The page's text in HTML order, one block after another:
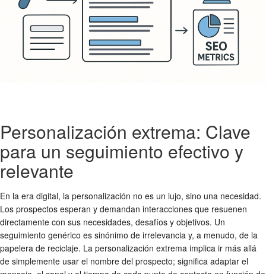
Personalización extrema: Clave
para un seguimiento efectivo y
relevante
En la era digital, la personalización no es un lujo, sino una necesidad.
Los prospectos esperan y demandan interacciones que resuenen
directamente con sus necesidades, desafíos y objetivos. Un
seguimiento genérico es sinónimo de irrelevancia y, a menudo, de la
papelera de reciclaje. La personalización extrema implica ir más allá
de simplemente usar el nombre del prospecto; significa adaptar el